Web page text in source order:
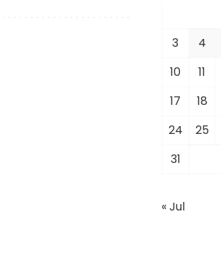
3
4
10
11
17
18
24
25
31
« Jul